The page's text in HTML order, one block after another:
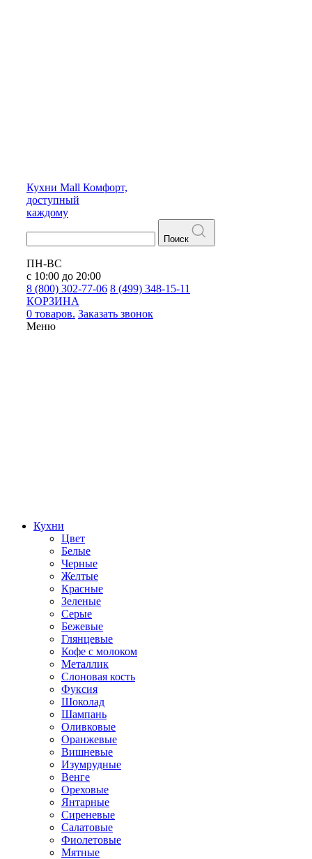
Кухни Mall Комфорт,
доступный
каждому
Поиск
ПН-ВС
с 10:00 до 20:00
8 (800) 302-77-06 8 (499) 348-15-11
КОРЗИНА
0 товаров. Заказать звонок
Меню
Кухни
Цвет
Белые
Черные
Желтые
Красные
Зеленые
Серые
Бежевые
Глянцевые
Кофе с молоком
Металлик
Слоновая кость
Фуксия
Шоколад
Шампань
Оливковые
Оранжевые
Вишневые
Изумрудные
Венге
Ореховые
Янтарные
Сиреневые
Салатовые
Фиолетовые
Мятные